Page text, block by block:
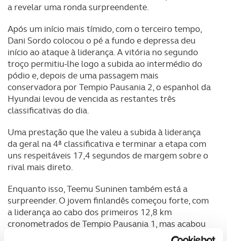
a revelar uma ronda surpreendente.
Após um início mais tímido, com o terceiro tempo,
Dani Sordo colocou o pé a fundo e depressa deu
início ao ataque à liderança. A vitória no segundo
troço permitiu-lhe logo a subida ao intermédio do
pódio e, depois de uma passagem mais
conservadora por Tempio Pausania 2, o espanhol da
Hyundai levou de vencida as restantes três
classificativas do dia.
Uma prestação que lhe valeu a subida à liderança
da geral na 4ª classificativa e terminar a etapa com
uns respeitáveis 17,4 segundos de margem sobre o
rival mais direto.
Enquanto isso, Teemu Suninen também está a
surpreender. O jovem finlandês começou forte, com
a liderança ao cabo dos primeiros 12,8 km
cronometrados de Tempio Pausania 1, mas acabou
depois por baixar um pouco o ritmo, chegando